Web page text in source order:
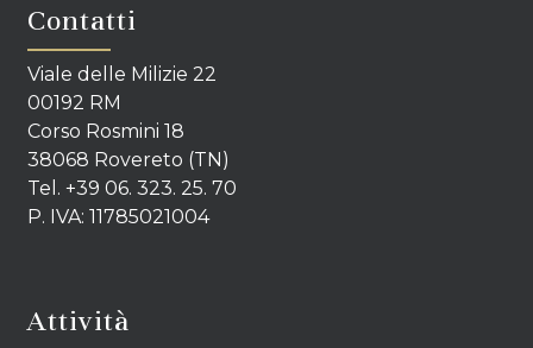
Contatti
Viale delle Milizie 22
00192 RM
Corso Rosmini 18
38068 Rovereto (TN)
Tel. +39 06. 323. 25. 70
P. IVA: 11785021004
Attività